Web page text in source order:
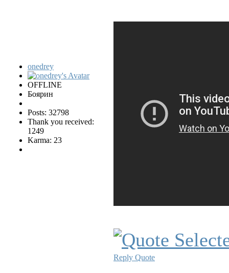
onedrey
OFFLINE
Боярин
Posts: 32798
Thank you received:
1249
Karma: 23
Reply Quote